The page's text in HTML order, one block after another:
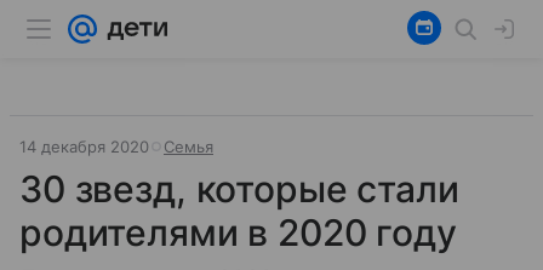
14 декабря 2020 Семья
30 звезд, которые стали
родителями в 2020 году